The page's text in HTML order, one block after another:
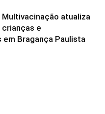
Multivacinação atualiza
e
Bragança Paulista